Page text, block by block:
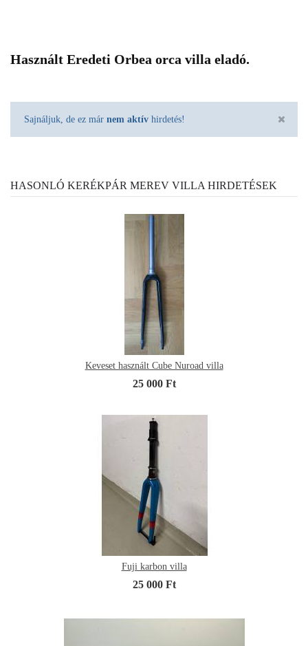
Használt Eredeti Orbea orca villa eladó.
Sajnáljuk, de ez már nem aktív hirdetés!
HASONLÓ KERÉKPÁR MEREV VILLA HIRDETÉSEK
Keveset használt Cube Nuroad villa
25 000 Ft
Fuji karbon villa
25 000 Ft